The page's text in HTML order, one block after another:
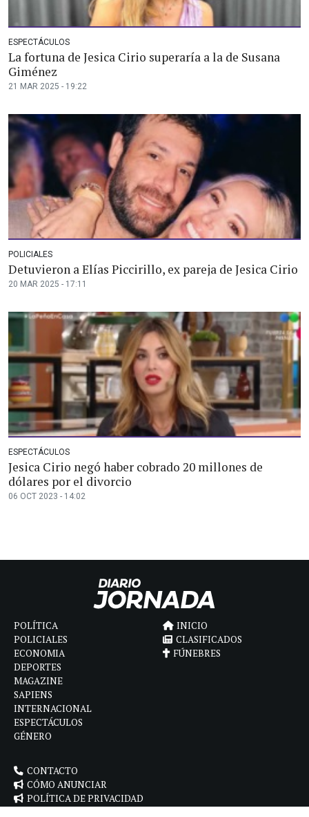
ESPECTÁCULOS
La fortuna de Jesica Cirio superaría a la de Susana
Giménez
21 MAR 2025 - 19:22
POLICIALES
Detuvieron a Elías Piccirillo, ex pareja de Jesica Cirio
20 MAR 2025 - 17:11
ESPECTÁCULOS
Jesica Cirio negó haber cobrado 20 millones de
dólares por el divorcio
06 OCT 2023 - 14:02
POLÍTICA
POLICIALES
ECONOMIA
DEPORTES
MAGAZINE
SAPIENS
INTERNACIONAL
ESPECTÁCULOS
GÉNERO
INICIO
CLASIFICADOS
FÚNEBRES
CONTACTO
CÓMO ANUNCIAR
POLÍTICA DE PRIVACIDAD